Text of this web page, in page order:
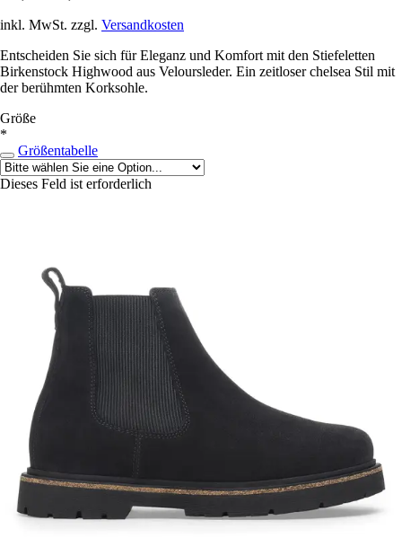
inkl. MwSt. zzgl. Versandkosten
Entscheiden Sie sich für Eleganz und Komfort mit den Stiefeletten
Birkenstock Highwood aus Veloursleder. Ein zeitloser chelsea Stil mit
der berühmten Korksohle.
Größe
*
Größentabelle
Dieses Feld ist erforderlich